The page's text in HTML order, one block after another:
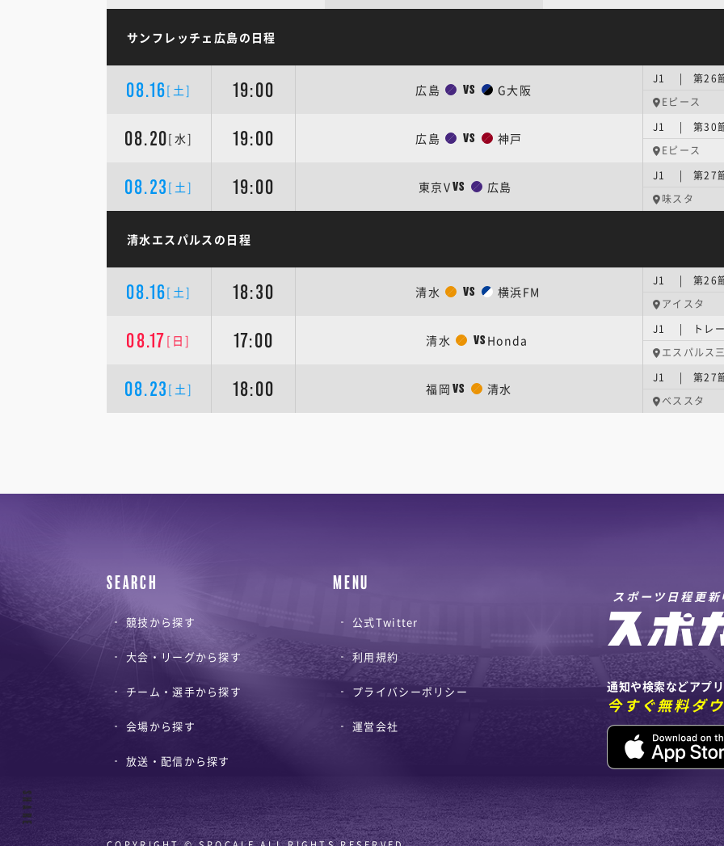
サンフレッチェ広島の日程
08.16[土] 19:00 広島 VS G大阪
J1 | 第26
Eピース
08.20[水] 19:00 広島 VS 神戸
J1 | 第30
Eピース
08.23 [土] 19:00 東京VVS 広島
J1 | 第27
味スタ
清水エスパルスの日程
08.16[土] 18:30 清水 VS 横浜FM
J1 | 第26
アイスタ
08.17 [日] 17:00 清水 VS Honda
J1 | トレー
エスパルス
08.23 [土] 18:00 福岡 VS 清水
J1 | 第27
ベススタ
SEARCH
競技から探す
大会・リーグから探す
チーム・選手から探す
会場から探す
放送・配信から探す
MENU
公式Twitter
利用規約
プライバシーポリシー
運営会社
スポーツ日程更新
通知や検索などアプ
今すぐ無料ダ
SHARE